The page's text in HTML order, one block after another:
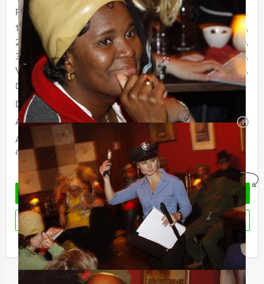
Prijs :
10 - 19 personen
€ 64,50 p.p.
20 - 29 personen
€ 62,50 p.p.
30 - 39 pesonen
€ 59,50 p.p.
Vanaf 40 personen
€ 56,50 p.p.
De prijzen zijn exclusief BTW
Duur:
4 uur
Aantal:
Minimaal 10 personen i
Afhankelijk van de in overleg gekozen locatie voor uw
arrangement kan een extra zaalhuur worden berekend
Geheel vrijblijvend
VRAAG VRIJBLIJVEND OFFERTE AAN
RESERVEREN
Ik heb een vraag over dit uitje